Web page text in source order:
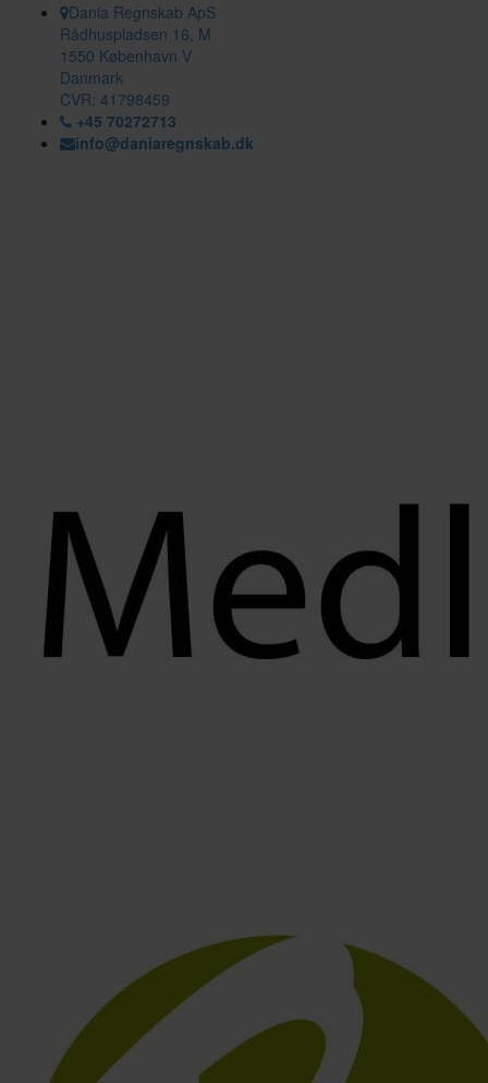
Dania Regnskab ApS
Rådhuspladsen 16, M
1550 København V
Danmark
CVR: 41798459
+45 70272713
info@daniaregnskab.dk